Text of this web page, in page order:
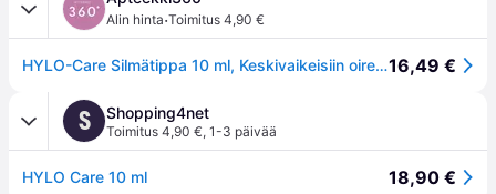
Alin hinta·Toimitus 4,90 €
HYLO-Care Silmätippa 10 ml, Keskivaikeisiin oireisiin16,49 €
S Shopping4net
Toimitus 4,90 €, 1-3 päivää
HYLO Care 10 ml 18,90 €